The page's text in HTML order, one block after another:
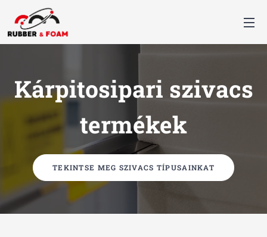
Kárpitosipari szivacs
termékek
TEKINTSE MEG SZIVACS TÍPUSAINKAT